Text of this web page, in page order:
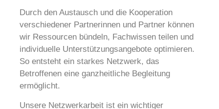
Durch den Austausch und die Kooperation
verschiedener Partnerinnen und Partner können
wir Ressourcen bündeln, Fachwissen teilen und
individuelle Unterstützungsangebote optimieren.
So entsteht ein starkes Netzwerk, das
Betroffenen eine ganzheitliche Begleitung
ermöglicht.
Unsere Netzwerkarbeit ist ein wichtiger